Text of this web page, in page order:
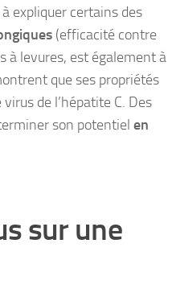
expliquer certains des
(efficacité contre
à levures, est également à
que ses propriétés
de l’hépatite C. Des
son potentiel en
sur une